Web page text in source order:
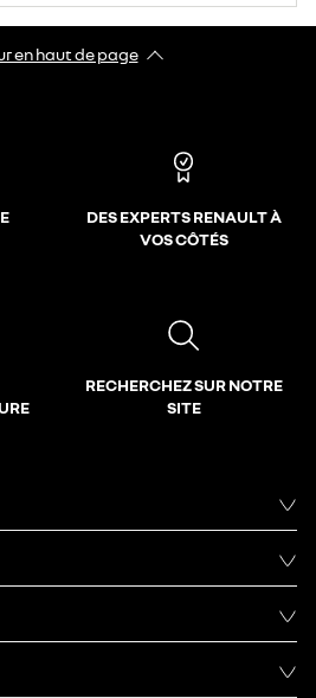
en haut de page​
DES EXPERTS RENAULT À
VOS CÔTÉS
RECHERCHEZ SUR NOTRE
SITE